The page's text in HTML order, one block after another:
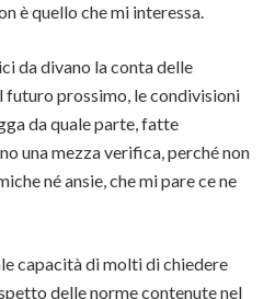
è quello che mi interessa.
da divano la conta delle
futuro prossimo, le condivisioni
da quale parte, fatte
una mezza verifica, perché non
né ansie, che mi pare ce ne
capacità di molti di chiedere
delle norme contenute nel